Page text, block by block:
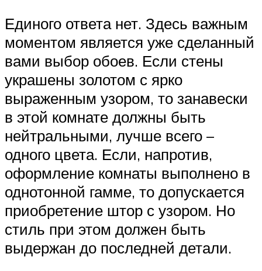
Единого ответа нет. Здесь важным
моментом является уже сделанный
вами выбор обоев. Если стены
украшены золотом с ярко
выраженным узором, то занавески
в этой комнате должны быть
нейтральными, лучше всего –
одного цвета. Если, напротив,
оформление комнаты выполнено в
однотонной гамме, то допускается
приобретение штор с узором. Но
стиль при этом должен быть
выдержан до последней детали.